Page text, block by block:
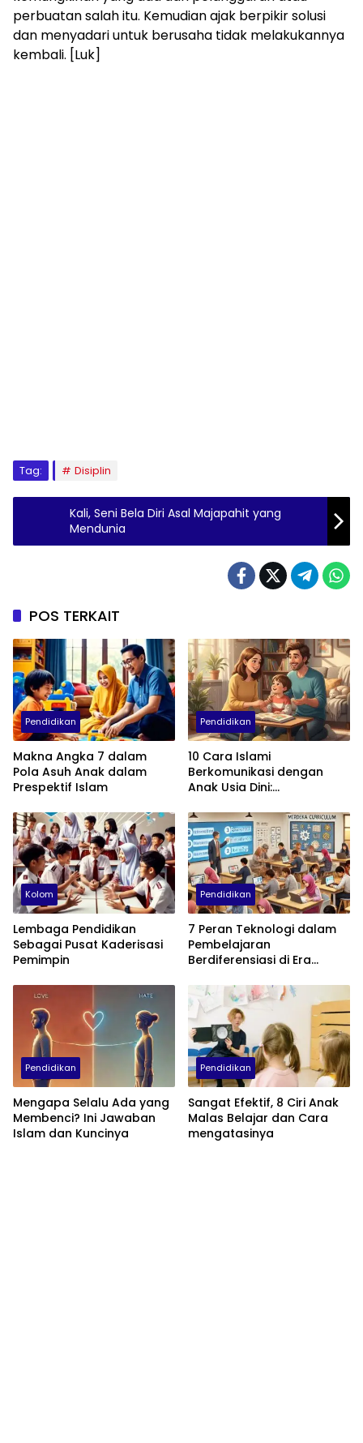
perbuatan salah itu. Kemudian ajak berpikir solusi
dan menyadari untuk berusaha tidak melakukannya
kembali. [Luk]
Tag: Disiplin
Kali, Seni Bela Diri Asal Majapahit yang
Mendunia
POS TERKAIT
Pendidikan
Makna Angka 7 dalam
Pola Asuh Anak dalam
Prespektif Islam
Pendidikan
10 Cara Islami
Berkomunikasi dengan
Anak Usia Dini:
Empati, dan Cinta
Kolom
Lembaga Pendidikan
Sebagai Pusat Kaderisasi
Pemimpin
Pendidikan
7 Peran Teknologi dalam
Pembelajaran
Berdiferensiasi di Era
Pendidikan
Mengapa Selalu Ada yang
Membenci? Ini Jawaban
Islam dan Kuncinya
Pendidikan
Sangat Efektif, 8 Ciri Anak
Malas Belajar dan Cara
mengatasinya